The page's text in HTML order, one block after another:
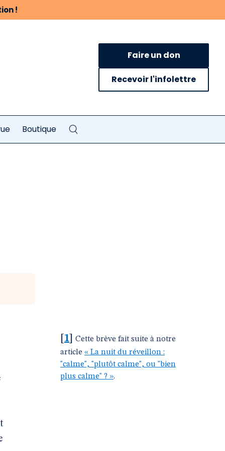
!
Faire un don
Recevoir l'infolettre
Boutique
1
Cette brève fait suite à notre
article « La nuit du réveillon :
"calme", "plutôt calme", ou "bien
plus calme" ? ».